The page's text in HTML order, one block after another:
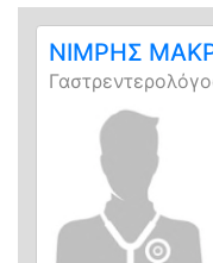
ΝΙΜΡΗΣ